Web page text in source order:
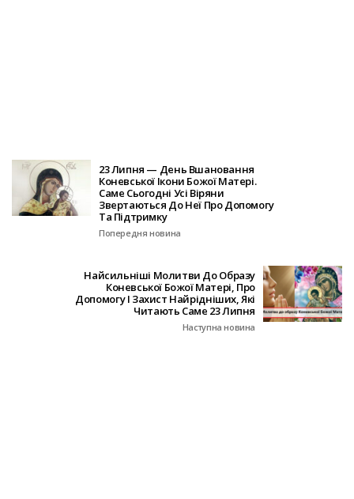
23 Липня — День Вшановання
Коневської Ікони Божої Матері.
Саме Сьогодні Усі Віряни
Звертаються До Неї Про Допомогу
Та Підтримку
Попередня новина
Найсильніші Молитви До Образу
Коневської Божої Матері, Про
Допомогу І Захист Найрідніших, Які
Читають Саме 23 Липня
Наступна новина